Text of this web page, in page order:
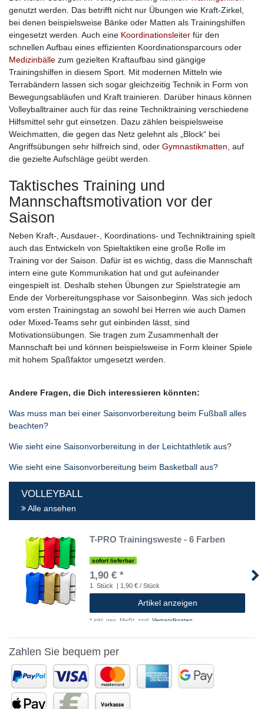
genutzt werden. Das betrifft nicht nur Übungen wie Kraft-Zirkel,
bei denen beispielsweise Bänke oder Matten als Trainingshilfen
eingesetzt werden. Auch eine Koordinationsleiter für den
schnellen Aufbau eines effizienten Koordinationsparcours oder
Medizinbälle zum gezielten Kraftaufbau sind gängige
Trainingshilfen in diesem Sport. Mit modernen Mitteln wie
Terrabändern lassen sich sogar gleichzeitig Technik in Form von
Bewegungsabläufen und Kraft trainieren. Darüber hinaus können
Volleyballtrainer auch für das reine Techniktraining verschiedene
Hilfsmittel sehr gut einsetzen. Dazu zählen beispielsweise
Weichmatten, die gegen das Netz gelehnt als „Block“ bei
Angriffsübungen sehr hilfreich sind, oder Gymnastikmatten , auf
die gezielte Aufschläge geübt werden.
Taktisches Training und
Mannschaftsmotivation vor der
Saison
Neben Kraft-, Ausdauer-, Koordinations- und Techniktraining spielt
auch das Entwickeln von Spieltaktiken eine große Rolle im
Training vor der Saison. Dafür ist es wichtig, dass die Mannschaft
intern eine gute Kommunikation hat und gut aufeinander
eingespielt ist. Deshalb stehen Übungen zur Spielstrategie am
Ende der Vorbereitungsphase vor Saisonbeginn. Was sich jedoch
vom ersten Trainingstag an sowohl bei Herren wie auch Damen
oder Mixed-Teams sehr gut einbinden lässt, sind
Motivationsübungen. Sie tragen zum Zusammenhalt der
Mannschaft bei und können beispielsweise in Form kleiner Spiele
mit hohem Spaßfaktor umgesetzt werden.
Andere Fragen, die Dich interessieren könnten:
Was muss man bei einer Saisonvorbereitung beim Fußball alles
beachten?
Wie sieht eine Saisonvorbereitung in der Leichtathletik aus?
Wie sieht eine Saisonvorbereitung beim Basketball aus?
VOLLEYBALL
Alle ansehen
T-PRO Trainingsweste - 6 Farben
sofort lieferbar
1,90 € *
1 Stück | 1,90 € / Stück
Artikel anzeigen
* inkl. ges. MwSt. zzgl. Versandkosten
Zahlen Sie bequem per